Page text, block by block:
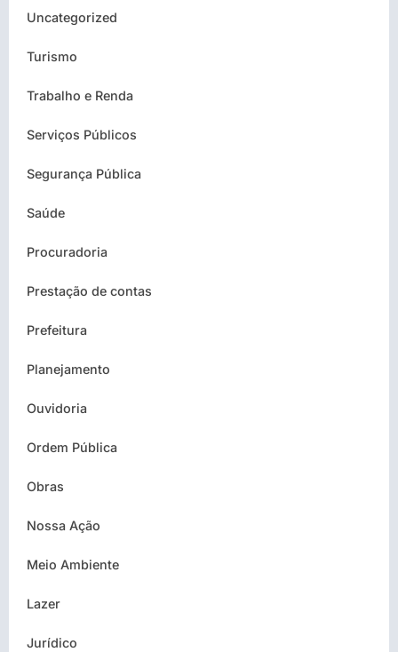
Uncategorized
Turismo
Trabalho e Renda
Serviços Públicos
Segurança Pública
Saúde
Procuradoria
Prestação de contas
Prefeitura
Planejamento
Ouvidoria
Ordem Pública
Obras
Nossa Ação
Meio Ambiente
Lazer
Jurídico